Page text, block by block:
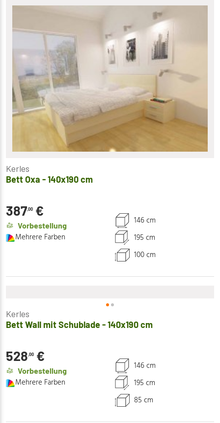
Kerles
Bett Oxa - 140x190 cm
387,00 €
Vorbestellung
Mehrere Farben
146 cm
195 cm
100 cm
Kerles
Bett Wall mit Schublade - 140x190 cm
528,00 €
Vorbestellung
Mehrere Farben
146 cm
195 cm
85 cm